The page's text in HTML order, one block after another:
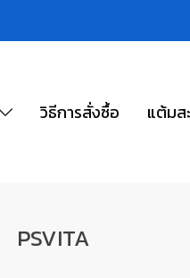
วิธีการสั่งซื้อ แต้มส
PSVITA